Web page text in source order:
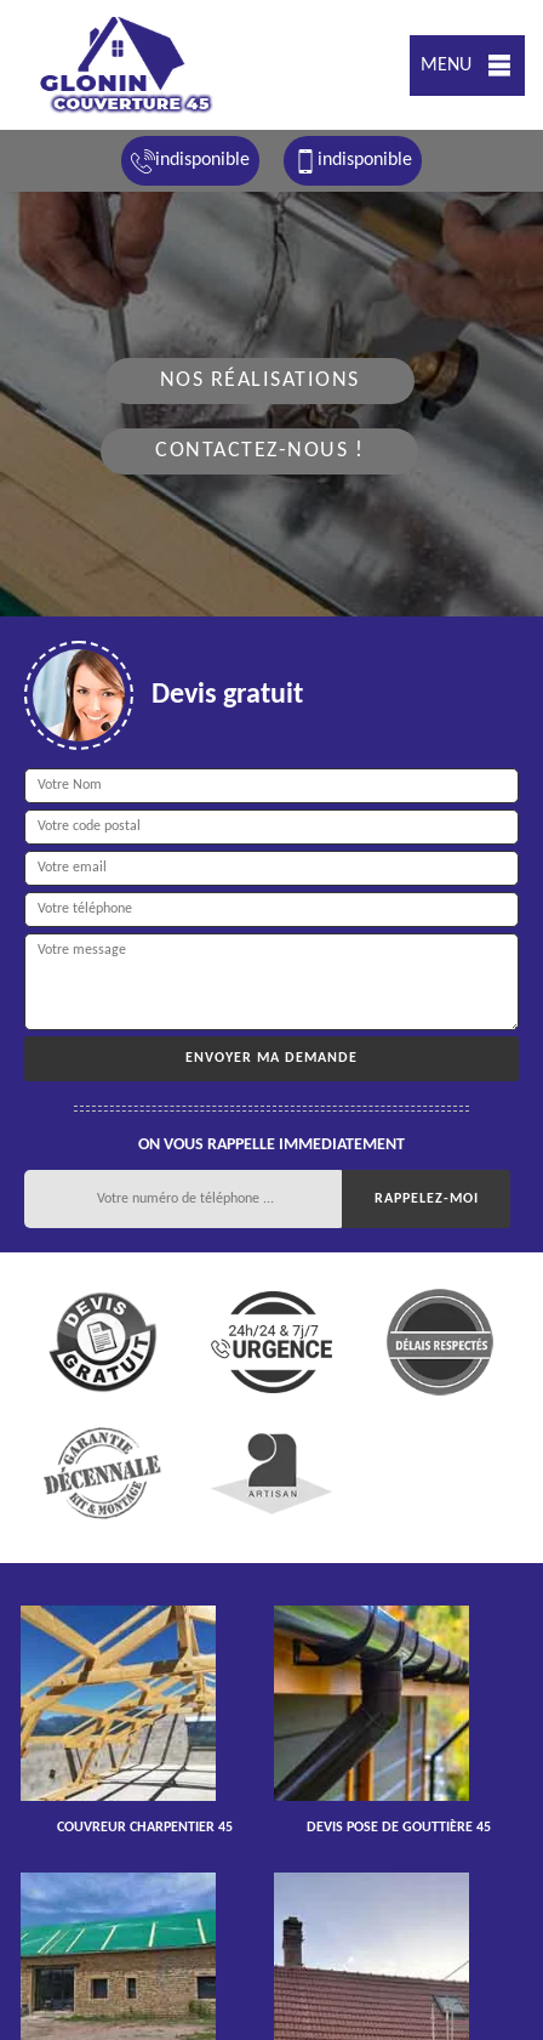
MENU
indisponible indisponible
NOS RÉALISATIONS
CONTACTEZ-NOUS !
Devis gratuit
ON VOUS RAPPELLE IMMEDIATEMENT
COUVREUR CHARPENTIER 45 DEVIS POSE DE GOUTTIÈRE 45